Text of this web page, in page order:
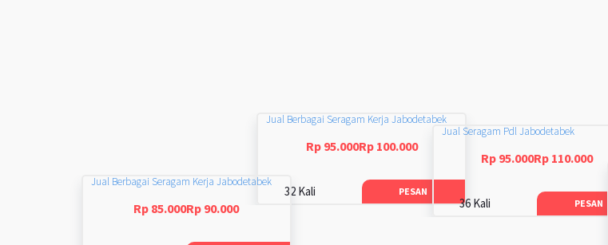
Jual Berbagai Seragam Kerja Jabodetabek
Rp 95.000Rp 100.000
32 Kali PESAN
Jual Seragam Pdl Jabodetabek
Rp 95.000Rp 110.000
36 Kali PESAN
Jual Berbagai Seragam Kerja Jabodetabek
Rp 85.000Rp 90.000